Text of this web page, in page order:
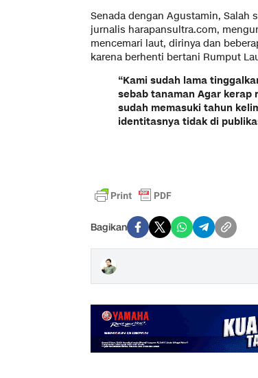
Senada dengan Agustamin, Salah
jurnalis harapansultra.com,
mencemari laut, dirinya dan
karena berhenti bertani Rumput
“Kami sudah lama
sebab tanaman Agar kerap
sudah memasuki tahun
identitasnya tidak di
Bagikan